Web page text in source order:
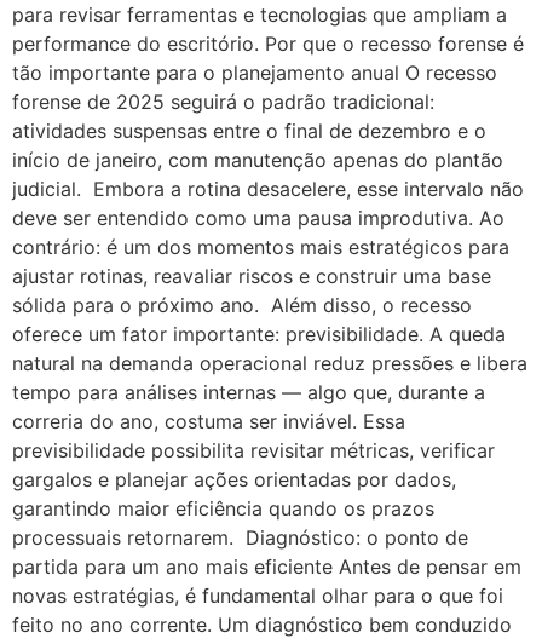
para revisar ferramentas e tecnologias que ampliam a
performance do escritório. Por que o recesso forense é
tão importante para o planejamento anual O recesso
forense de 2025 seguirá o padrão tradicional:
atividades suspensas entre o final de dezembro e o
início de janeiro, com manutenção apenas do plantão
judicial. Embora a rotina desacelere, esse intervalo não
deve ser entendido como uma pausa improdutiva. Ao
contrário: é um dos momentos mais estratégicos para
ajustar rotinas, reavaliar riscos e construir uma base
sólida para o próximo ano. Além disso, o recesso
oferece um fator importante: previsibilidade. A queda
natural na demanda operacional reduz pressões e libera
tempo para análises internas — algo que, durante a
correria do ano, costuma ser inviável. Essa
previsibilidade possibilita revisitar métricas, verificar
gargalos e planejar ações orientadas por dados,
garantindo maior eficiência quando os prazos
processuais retornarem. Diagnóstico: o ponto de
partida para um ano mais eficiente Antes de pensar em
novas estratégias, é fundamental olhar para o que foi
feito no ano corrente. Um diagnóstico bem conduzido